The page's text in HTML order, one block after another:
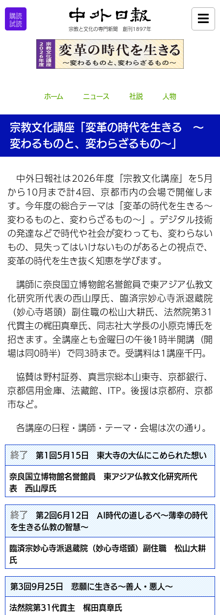
購読
試読
宗教と文化の専門新聞 創刊1897年
ホーム ニュース 社説 人物
宗教文化講座「変革の時代を生きる ～
変わるものと、変わらざるもの～」
中外日報社は2026年度「宗教文化講座」を5月
から10月まで計4回、京都市内の会場で開催しま
す。今年度の総合テーマは「変革の時代を生きる～
変わるものと、変わらざるもの～」。デジタル技術
の発達などで時代や社会が変わっても、変わらない
もの、見失ってはいけないものがあるとの視点で、
変革の時代を生き抜く知恵を学びます。
講師に奈良国立博物館名誉館員で東アジア仏教文
化研究所代表の西山厚氏、臨済宗妙心寺派退蔵院
（妙心寺塔頭）副住職の松山大耕氏、法然院第31
代貫主の梶田真章氏、同志社大学長の小原克博氏を
招きます。全講座とも金曜日の午後1時半開講（開
場は同0時半）で同3時まで。受講料は1講座千円。
協賛は野村証券、真言宗総本山東寺、京都銀行、
京都信用金庫、法藏館、ITP。後援は京都府、京都
市など。
各講座の日程・講師・テーマ・会場は次の通り。
終了第1回5月15日 東大寺の大仏にこめられた想い
奈良国立博物館名誉館員 東アジア仏教文化研究所代
表 西山厚氏
終了第2回6月12日 AI時代の道しるべ～薄幸の時代
を生きる仏教の智慧～
臨済宗妙心寺派退蔵院（妙心寺塔頭）副住職 松山大耕
氏
第3回9月25日 悲願に生きる～善人・悪人～
法然院第31代貫主 梶田真章氏